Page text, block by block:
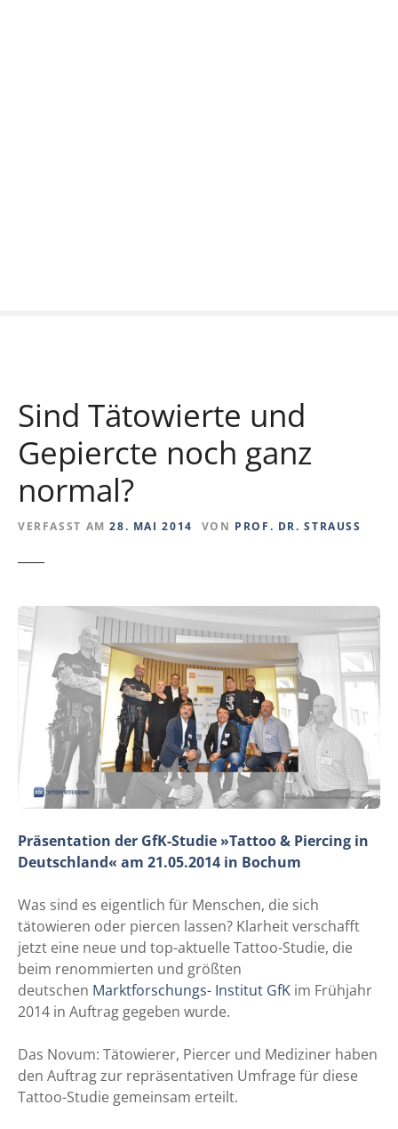
Sind Tätowierte und
Gepiercte noch ganz
normal?
VERFASST AM 28. MAI 2014 VON PROF. DR. STRAUSS
Präsentation der GfK-Studie »Tattoo & Piercing in
Deutschland« am 21.05.2014 in Bochum
Was sind es eigentlich für Menschen, die sich
tätowieren oder piercen lassen? Klarheit verschafft
jetzt eine neue und top-aktuelle Tattoo-Studie, die
beim renommierten und größten
deutschen Marktforschungs- Institut GfK im Frühjahr
2014 in Auftrag gegeben wurde.
Das Novum: Tätowierer, Piercer und Mediziner haben
den Auftrag zur repräsentativen Umfrage für diese
Tattoo-Studie gemeinsam erteilt.